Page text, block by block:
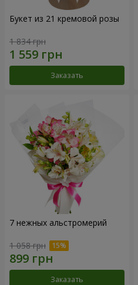
Букет из 21 кремовой розы
1 834 грн
Заказать
7 нежных альстромерий
1 058 грн
Заказать